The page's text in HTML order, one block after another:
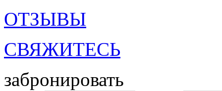
ОТЗЫВЫ
СВЯЖИТЕСЬ
забронировать